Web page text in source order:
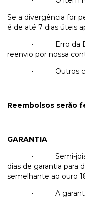
Se a divergência for
é de até 7 dias úteis
•
Erro da
reenvio por nossa
•
Outros
Reembolsos serão
GARANTIA
•
Semi-
dias de garantia para
semelhante ao ouro
•
A